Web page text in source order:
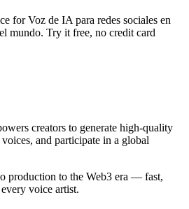
for Voz de IA para redes sociales en
mundo. Try it free, no credit card
creators to generate high-quality
and participate in a global
production to the Web3 era — fast,
voice artist.